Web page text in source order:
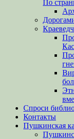
По
Спроси
Контакты
Пушкинская